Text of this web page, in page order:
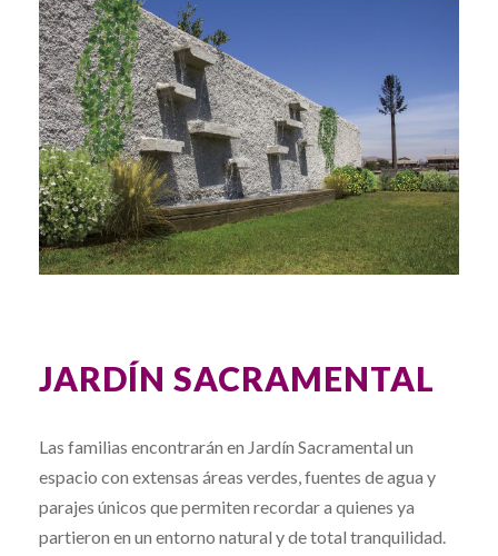
JARDÍN SACRAMENTAL
Las familias encontrarán en Jardín Sacramental un
espacio con extensas áreas verdes, fuentes de agua y
parajes únicos que permiten recordar a quienes ya
partieron en un entorno natural y de total tranquilidad.